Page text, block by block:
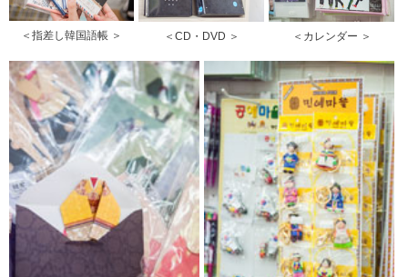
＜指差し韓国語帳 ＞ ＜CD・DVD ＞ ＜カレンダー ＞